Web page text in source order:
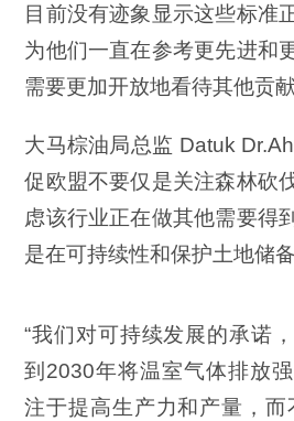
目前没有迹象显示这些标准
为他们一直在参考更先进和
需要更加开放地看待其他贡献
大马棕油局总监 Datuk
促欧盟不要仅是关注森林砍
虑该行业正在做其他需要得
是在可持续性和保护土地储
“我们对可持续发展的承诺
到2030年将温室气体排放
注于提高生产力和产量，而